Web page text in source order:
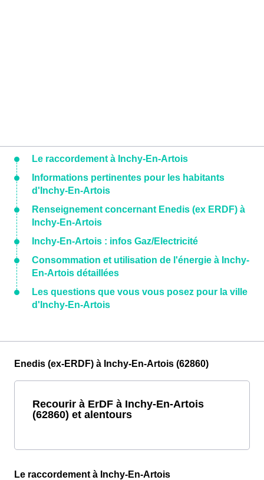
Le raccordement à Inchy-En-Artois
Informations pertinentes pour les habitants
d'Inchy-En-Artois
Renseignement concernant Enedis (ex ERDF) à
Inchy-En-Artois
Inchy-En-Artois : infos Gaz/Electricité
Consommation et utilisation de l'énergie à Inchy-
En-Artois détaillées
Les questions que vous vous posez pour la ville
d'Inchy-En-Artois
Enedis (ex-ERDF) à Inchy-En-Artois (62860)
Recourir à ErDF à Inchy-En-Artois
(62860) et alentours
Le raccordement à Inchy-En-Artois